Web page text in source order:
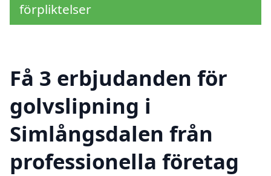
förpliktelser
Få 3 erbjudanden för
golvslipning i
Simlångsdalen från
professionella företag